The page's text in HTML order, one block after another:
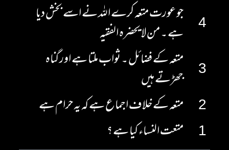
4
جو عورت متعہ کرے اللہ نے اسے بخش دیا
ہے ۔ من لا یحضرہ الفقیہ
3
متعہ کے فضائل ۔ ثواب ملتا ہے اور گناہ
جھڑتے ہیں
2
متعہ کے خلاف اجماع ہے کہ یہ حرام ہے
1
متعت النساء کیا ہے ؟